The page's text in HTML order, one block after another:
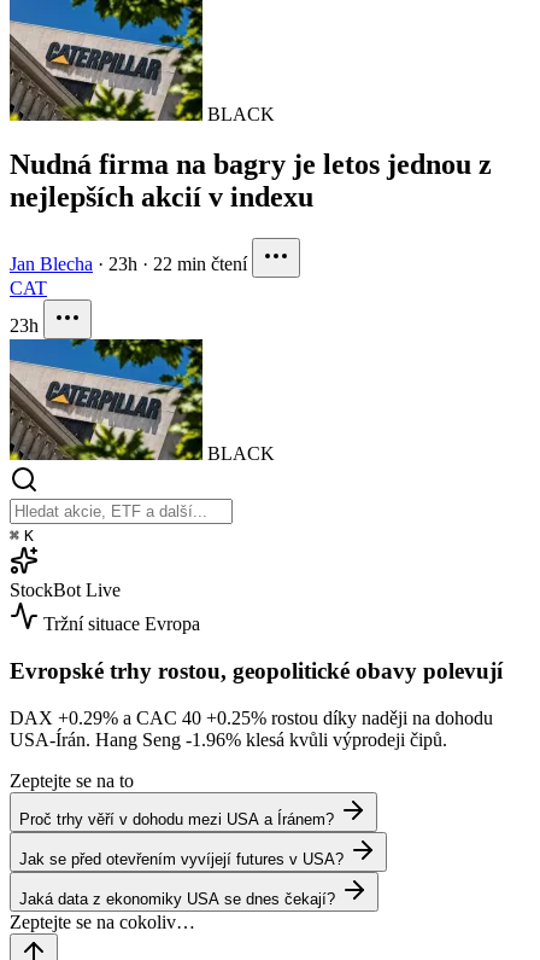
BLACK
Nudná firma na bagry je letos jednou z
nejlepších akcií v indexu
Jan Blecha · 23h · 22 min čtení
CAT
23h
BLACK
⌘ K
StockBot Live
Tržní situace Evropa
Evropské trhy rostou, geopolitické obavy polevují
DAX +0.29% a CAC 40 +0.25% rostou díky naději na dohodu
USA-Írán. Hang Seng -1.96% klesá kvůli výprodeji čipů.
Zeptejte se na to
Proč trhy věří v dohodu mezi USA a Íránem?
Jak se před otevřením vyvíjejí futures v USA?
Jaká data z ekonomiky USA se dnes čekají?